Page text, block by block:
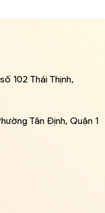
102 Thái Thịnh,
Tân Định, Quận 1